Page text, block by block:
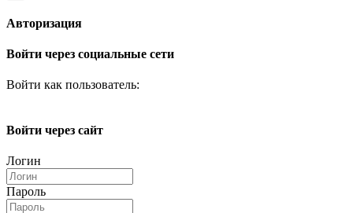
Авторизация
Войти через социальные сети
Войти как пользователь:
Войти через сайт
Логин
Пароль